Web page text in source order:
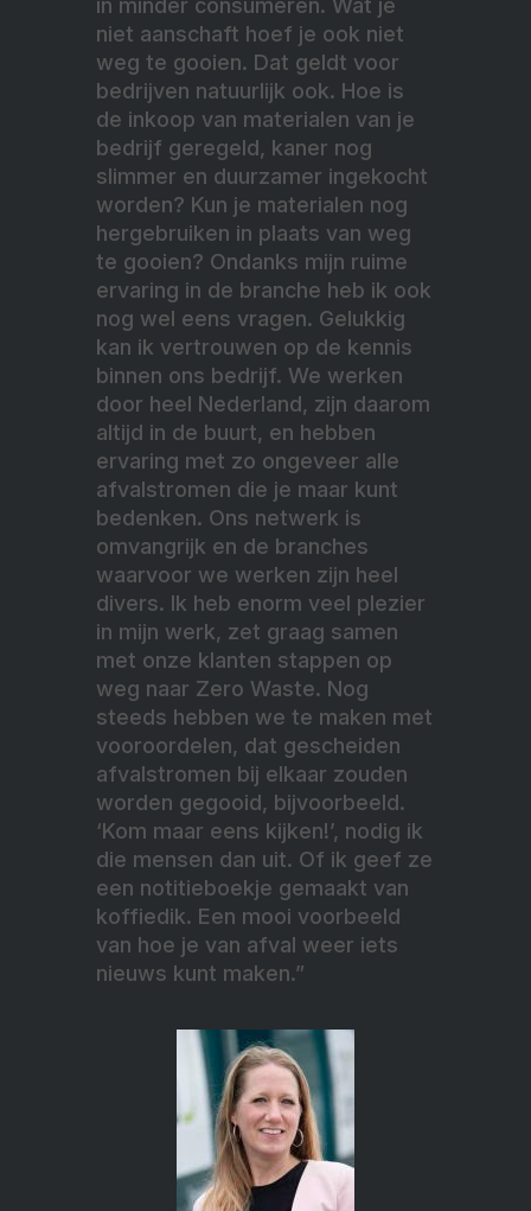
niet aanschaft hoef je ook niet
weg te gooien. Dat geldt voor
bedrijven natuurlijk ook. Hoe is
de inkoop van materialen van je
bedrijf geregeld, kaner nog
slimmer en duurzamer ingekocht
worden? Kun je materialen nog
hergebruiken in plaats van weg
te gooien? Ondanks mijn ruime
ervaring in de branche heb ik ook
nog wel eens vragen. Gelukkig
kan ik vertrouwen op de kennis
binnen ons bedrijf. We werken
door heel Nederland, zijn daarom
altijd in de buurt, en hebben
ervaring met zo ongeveer alle
afvalstromen die je maar kunt
bedenken. Ons netwerk is
omvangrijk en de branches
waarvoor we werken zijn heel
divers. Ik heb enorm veel plezier
in mijn werk, zet graag samen
met onze klanten stappen op
weg naar Zero Waste. Nog
steeds hebben we te maken met
vooroordelen, dat gescheiden
afvalstromen bij elkaar zouden
worden gegooid, bijvoorbeeld.
‘Kom maar eens kijken!’, nodig ik
die mensen dan uit. Of ik geef ze
een notitieboekje gemaakt van
koffiedik. Een mooi voorbeeld
van hoe je van afval weer iets
nieuws kunt maken.”